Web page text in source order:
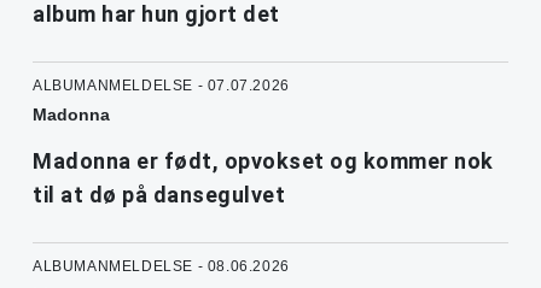
album har hun gjort det
ALBUMANMELDELSE - 07.07.2026
Madonna
Madonna er født, opvokset og kommer nok
til at dø på dansegulvet
ALBUMANMELDELSE - 08.06.2026